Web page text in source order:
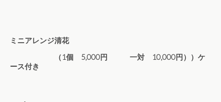
ミニアレンジ清花
（1個 5,000円 一対 10,000円））ケ
ース付き